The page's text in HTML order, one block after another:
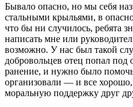
Бывало опасно, но мы себя
стальными крыльями, в
что бы ни случилось, ребята
написать мне или
возможно. У нас был такой
добровольцев отец попал под
ранение, и нужно было
организовали — и все
моральную поддержку друг